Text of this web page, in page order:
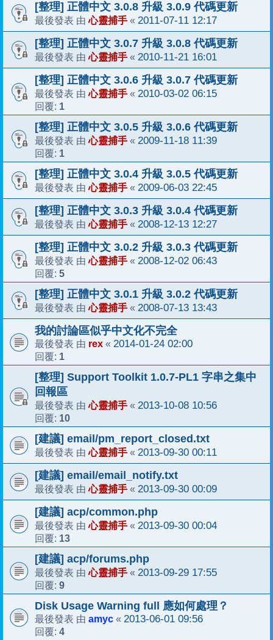
[整理] 正體中文 3.0.8 升級 3.0.9 代碼更新
最後發表 由心靈捕手 « 2011-07-11 12:17
[整理] 正體中文 3.0.7 升級 3.0.8 代碼更新
最後發表 由心靈捕手 « 2010-11-21 16:01
[整理] 正體中文 3.0.6 升級 3.0.7 代碼更新
最後發表 由心靈捕手 « 2010-03-02 06:15
回覆: 1
[整理] 正體中文 3.0.5 升級 3.0.6 代碼更新
最後發表 由心靈捕手 « 2009-11-18 11:39
回覆: 1
[整理] 正體中文 3.0.4 升級 3.0.5 代碼更新
最後發表 由心靈捕手 « 2009-06-03 22:45
[整理] 正體中文 3.0.3 升級 3.0.4 代碼更新
最後發表 由心靈捕手 « 2008-12-13 12:27
[整理] 正體中文 3.0.2 升級 3.0.3 代碼更新
最後發表 由心靈捕手 « 2008-12-02 06:43
回覆: 5
[整理] 正體中文 3.0.1 升級 3.0.2 代碼更新
最後發表 由心靈捕手 « 2008-07-13 13:43
我的討論區似乎中文化不完全
最後發表 由 rex « 2014-01-24 02:00
回覆: 1
[整理] Support Toolkit 1.0.7-PL1 字串之集中
回報區
最後發表 由心靈捕手 « 2013-10-08 10:56
回覆: 10
[建議] email/pm_report_closed.txt
最後發表 由心靈捕手 « 2013-09-30 00:11
[建議] email/email_notify.txt
最後發表 由心靈捕手 « 2013-09-30 00:09
[建議] acp/common.php
最後發表 由心靈捕手 « 2013-09-30 00:04
回覆: 13
[建議] acp/forums.php
最後發表 由心靈捕手 « 2013-09-29 17:55
回覆: 9
Disk Usage Warning full 應如何處理？
最後發表 由 amyc « 2013-06-01 09:56
回覆: 4